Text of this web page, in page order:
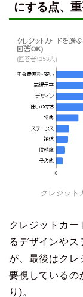
にする点、
クレジット
クレジットカー
るデザインやス
が、最後はクレ
要視しているの
り)。